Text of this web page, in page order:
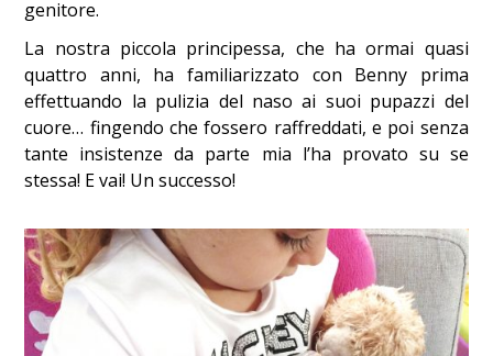
genitore.
La nostra piccola principessa, che ha ormai quasi
quattro anni, ha familiarizzato con Benny prima
effettuando la pulizia del naso ai suoi pupazzi del
cuore… fingendo che fossero raffreddati, e poi senza
tante insistenze da parte mia l’ha provato su se
stessa! E vai! Un successo!